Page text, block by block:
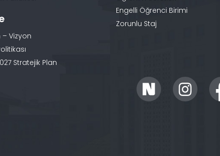
– Vizyon
Stratejik Plan
Engelli Öğrenci Birimi
Zorunlu Staj